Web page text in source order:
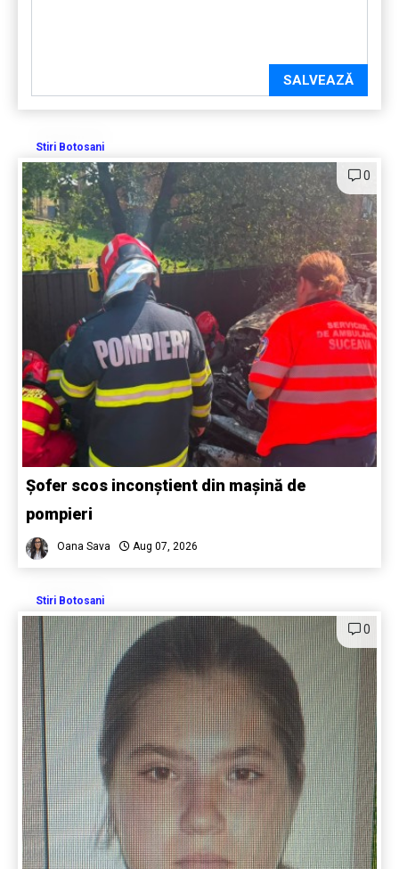
SALVEAZĂ
Stiri Botosani
0
Șofer scos inconștient din mașină de
pompieri
Oana Sava Aug 07, 2026
Stiri Botosani
0